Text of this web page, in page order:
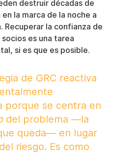
destruir décadas de
la marca de la noche a
Recuperar la confianza de
es una tarea
si es que es posible.
de GRC reactiva
porque se centra en
del problema —la
queda— en lugar
riesgo. Es como